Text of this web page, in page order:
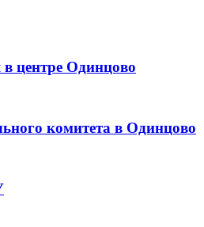
центре Одинцово
комитета в Одинцово